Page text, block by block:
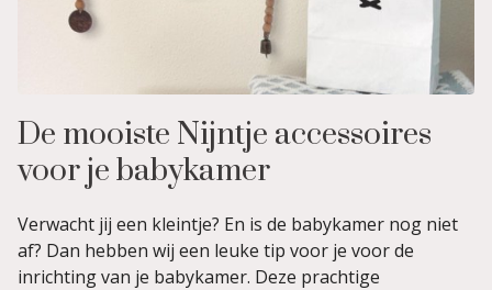
De mooiste Nijntje accessoires
voor je babykamer
Verwacht jij een kleintje? En is de babykamer nog niet
af? Dan hebben wij een leuke tip voor je voor de
inrichting van je babykamer. Deze prachtige